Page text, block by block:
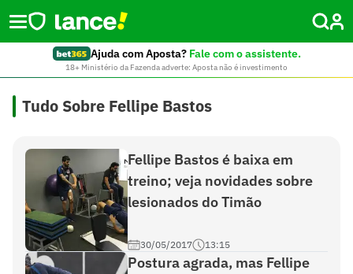
Ajuda com Aposta? Fale com o assistente.
18+ Ministério da Fazenda adverte: Aposta não é investimento
Tudo Sobre Fellipe Bastos
Fellipe Bastos é baixa em
treino; veja novidades sobre
lesionados do Timão
30/05/2017 13:15
Postura agrada, mas Fellipe